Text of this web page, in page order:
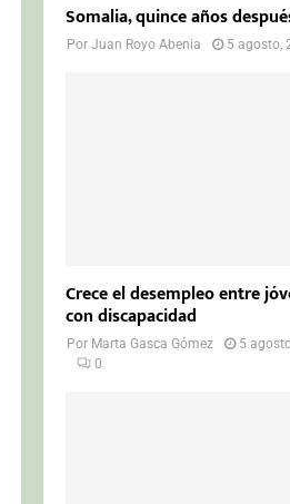
Somalia, quince años
PorJuan Royo Abenia 5 agosto,
Crece el desempleo entre
con discapacidad
Por Marta Gasca Gómez
5
0